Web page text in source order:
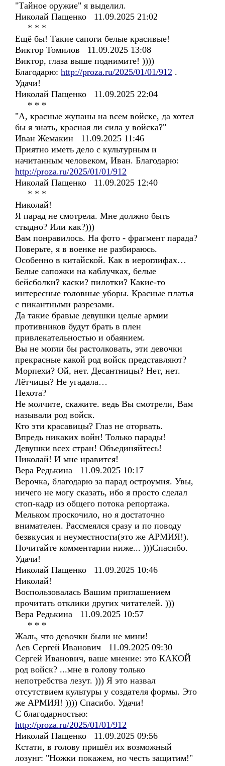
"Тайное оружие" я выделил.
Николай Пащенко 11.09.2025 21:02
* * *
Ещё бы! Такие сапоги белые красивые!
Виктор Томилов 11.09.2025 13:08
Виктор, глаза выше поднимите! ))))
Благодарю: http://proza.ru/2025/01/01/912 .
Удачи!
Николай Пащенко 11.09.2025 22:04
* * *
"А, красные жупаны на всем войске, да хотел
бы я знать, красная ли сила у войска?"
Иван Жемакин 11.09.2025 11:46
Приятно иметь дело с культурным и
начитанным человеком, Иван. Благодарю:
http://proza.ru/2025/01/01/912
Николай Пащенко 11.09.2025 12:40
* * *
Николай!
Я парад не смотрела. Мне должно быть
стыдно? Или как?)))
Вам понравилось. На фото - фрагмент парада?
Поверьте, я в военке не разбираюсь.
Особенно в китайской. Как в иероглифах…
Белые сапожки на каблучках, белые
бейсболки? каски? пилотки? Какие-то
интересные головные уборы. Красные платья
с пикантными разрезами.
Да такие бравые девушки целые армии
противников будут брать в плен
привлекательностью и обаянием.
Вы не могли бы растолковать, эти девочки
прекрасные какой род войск представляют?
Морпехи? Ой, нет. Десантницы? Нет, нет.
Лётчицы? Не угадала…
Пехота?
Не молчите, скажите. ведь Вы смотрели, Вам
называли род войск.
Кто эти красавицы? Глаз не оторвать.
Впредь никаких войн! Только парады!
Девушки всех стран! Объединяйтесь!
Николай! И мне нравится!
Вера Редькина 11.09.2025 10:17
Верочка, благодарю за парад остроумия. Увы,
ничего не могу сказать, ибо я просто сделал
стоп-кадр из общего потока репортажа.
Мельком проскочило, но я достаточно
внимателен. Рассмеялся сразу и по поводу
безвкусия и неуместности(это же АРМИЯ!).
Почитайте комментарии ниже... )))Спасибо.
Удачи!
Николай Пащенко 11.09.2025 10:46
Николай!
Воспользовалась Вашим приглашением
прочитать отклики других читателей. )))
Вера Редькина 11.09.2025 10:57
* * *
Жаль, что девочки были не мини!
Аев Сергей Иванович 11.09.2025 09:30
Сергей Иванович, ваше мнение: это КАКОЙ
род войск? ...мне в голову только
непотребства лезут. ))) Я это назвал
отсутствием культуры у создателя формы. Это
же АРМИЯ! )))) Спасибо. Удачи!
С благодарностью:
http://proza.ru/2025/01/01/912
Николай Пащенко 11.09.2025 09:56
Кстати, в голову пришёл их возможный
лозунг: "Ножки покажем, но честь защитим!"